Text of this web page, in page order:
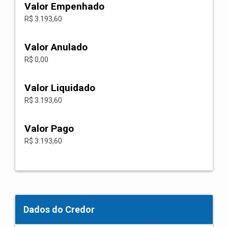
Valor Empenhado
R$ 3.193,60
Valor Anulado
R$ 0,00
Valor Liquidado
R$ 3.193,60
Valor Pago
R$ 3.193,60
Dados do Credor